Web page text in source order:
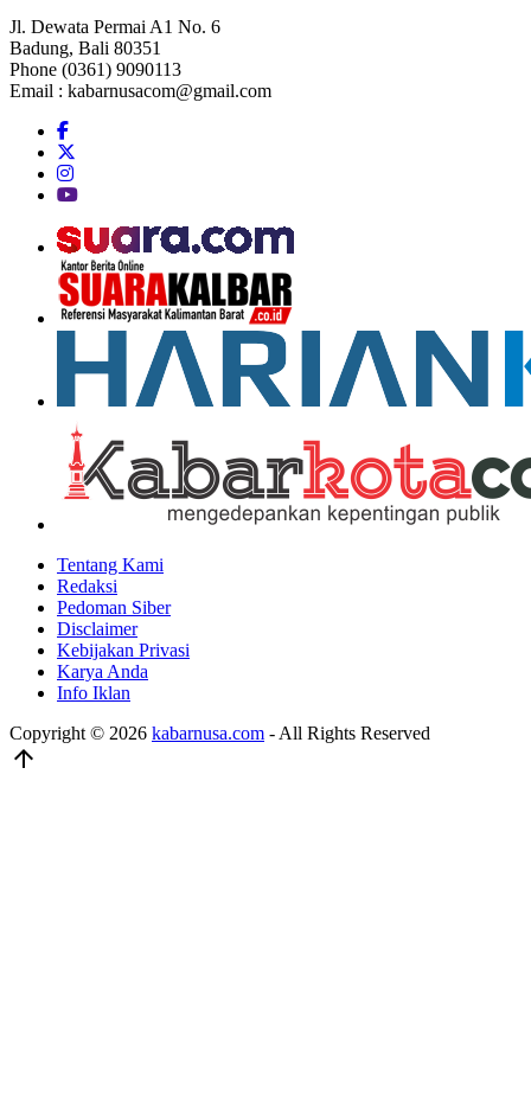
Jl. Dewata Permai A1 No. 6
Badung, Bali 80351
Phone (0361) 9090113
Email : kabarnusacom@gmail.com
Tentang Kami
Redaksi
Pedoman Siber
Disclaimer
Kebijakan Privasi
Karya Anda
Info Iklan
Copyright © 2026 kabarnusa.com - All Rights Reserved
arrow_upward